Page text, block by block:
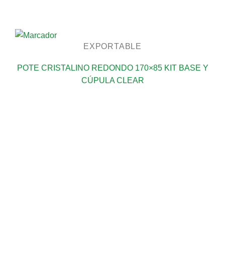
EXPORTABLE
POTE CRISTALINO REDONDO 170×85 KIT BASE Y
CÚPULA CLEAR